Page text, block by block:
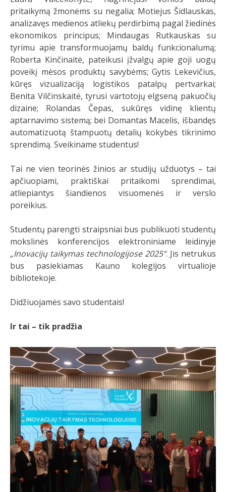
pritaikymą žmonėms su negalia; Motiejus Šidlauskas,
analizavęs medienos atliekų perdirbimą pagal žiedinės
ekonomikos principus; Mindaugas Rutkauskas su
tyrimu apie transformuojamų baldų funkcionalumą;
Roberta Kinčinaitė, pateikusi įžvalgų apie goji uogų
poveikį mėsos produktų savybėms; Gytis Lekevičius,
kūręs vizualizaciją logistikos patalpų pertvarkai;
Benita Vilčinskaitė, tyrusi vartotojų elgseną pakuočių
dizaine; Rolandas Čepas, sukūręs vidinę klientų
aptarnavimo sistemą; bei Domantas Macelis, išbandęs
automatizuotą štampuotų detalių kokybės tikrinimo
sprendimą. Sveikiname studentus!
Tai ne vien teorinės žinios ar studijų užduotys – tai
apčiuopiami, praktiškai pritaikomi sprendimai,
atliepiantys šiandienos visuomenės ir verslo
poreikius.
Studentų parengti straipsniai bus publikuoti studentų
mokslinės konferencijos elektroniniame leidinyje
„Inovacijų taikymas technologijose 2025“. Jis netrukus
bus pasiekiamas Kauno kolegijos virtualioje
bibliotekoje.
Didžiuojamės savo studentais!
Ir tai – tik pradžia